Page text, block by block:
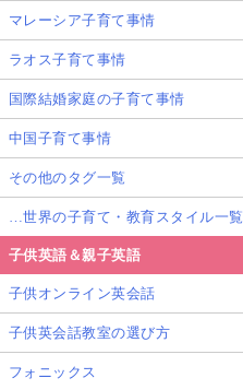
マレーシア子育て事情
ラオス子育て事情
国際結婚家庭の子育て事情
中国子育て事情
その他のタグ一覧
…世界の子育て・教育スタイル一覧
子供英語＆親子英語
子供オンライン英会話
子供英会話教室の選び方
フォニックス